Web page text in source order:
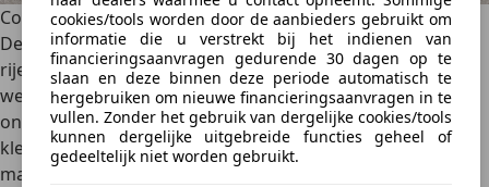
cookies/tools worden door de aanbieders gebruikt om
informatie die u verstrekt bij het indienen van
financieringsaanvragen gedurende 30 dagen op te
slaan en deze binnen deze periode automatisch te
hergebruiken om nieuwe financieringsaanvragen in te
vullen. Zonder het gebruik van dergelijke cookies/tools
kunnen dergelijke uitgebreide functies geheel of
gedeeltelijk niet worden gebruikt.
Conclusie review Ford Puma Gen-E
De Ford Puma Gen-E biedt een opvallend complete
rijervaring voor een compacte elektrische crossover. Hij
weet zijn sportieve inborst grotendeels te behouden,
ondanks het extra gewicht van de aandrijflijn. Het relatief
kleine accupakket beperkt het rijbereik enigszins, maar
maakt de auto wel lichter en toegankelijker geprijsd.